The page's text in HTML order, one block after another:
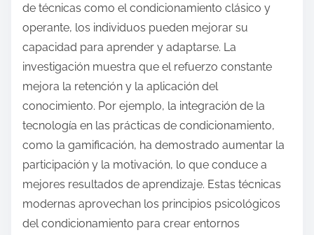
de técnicas como el condicionamiento clásico y
operante, los individuos pueden mejorar su
capacidad para aprender y adaptarse. La
investigación muestra que el refuerzo constante
mejora la retención y la aplicación del
conocimiento. Por ejemplo, la integración de la
tecnología en las prácticas de condicionamiento,
como la gamificación, ha demostrado aumentar la
participación y la motivación, lo que conduce a
mejores resultados de aprendizaje. Estas técnicas
modernas aprovechan los principios psicológicos
del condicionamiento para crear entornos